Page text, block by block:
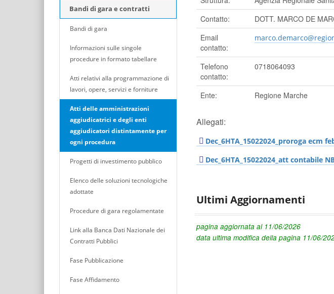
Bandi di gara e contratti
Bandi di gara
Informazioni sulle singole
procedure in formato tabellare
Atti relativi alla programmazione di
lavori, opere, servizi e forniture
Atti delle amministrazioni
aggiudicatrici e degli enti
aggiudicatori distintamente per
ogni procedura
Progetti di investimento pubblico
Elenco delle soluzioni tecnologiche
adottate
Procedure di gara regolamentate
Link alla Banca Dati Nazionale dei
Contratti Pubblici
Fase Pubblicazione
Fase Affidamento
Contatto:
DOTT. MARCO DE
Email
contatto:
Telefono
contatto:
0718064093
Ente: Regione Marche
Allegati:
Dec_6HTA_15022024_proroga ecm
Dec_6HTA_15022024_att contabile
Ultimi Aggiornamenti
pagina aggiornata al 11/06/2026
data ultima modifica della pagina 11/06/